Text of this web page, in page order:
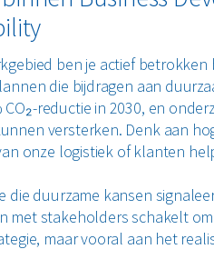
ben je actief
die bijdragen aan
CO₂-reductie in 2030, en
versterken. Denk aan
onze logistiek of klanten
die duurzame kansen
met stakeholders schakelt
maar vooral aan het